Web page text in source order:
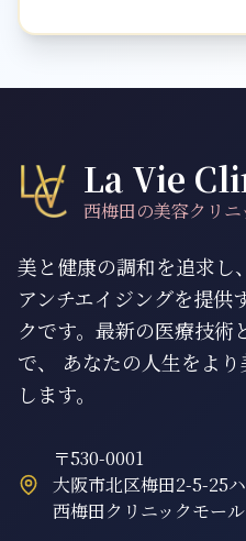
La Vie
西梅田の美容クリニ
美と健康の調和を追求し
アンチエイジングを提供
クです。最新の医療技術
で、 あなたの人生をよ
します。
〒530-0001
大阪市北区梅田2-5-25
西梅田クリニックモー